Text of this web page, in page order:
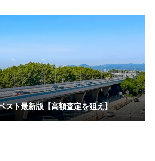
スト最新版【高額査定を狙え】